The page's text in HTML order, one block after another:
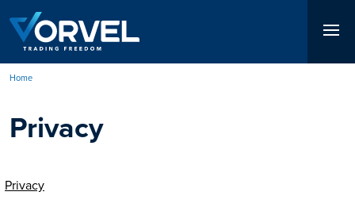
contenuto
principale
di
Home
Privacy
Privacy